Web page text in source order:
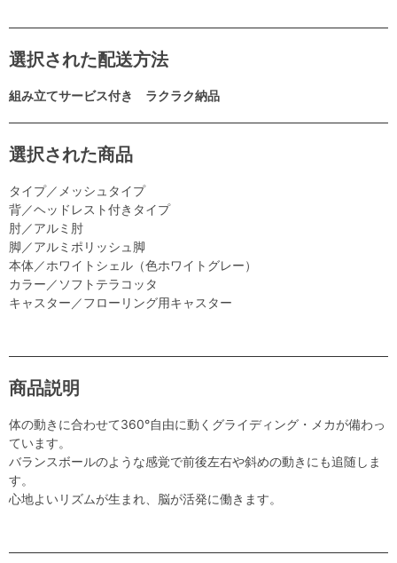
選択された配送方法
組み立てサービス付き ラクラク納品
選択された商品
タイプ／メッシュタイプ
背／ヘッドレスト付きタイプ
肘／アルミ肘
脚／アルミポリッシュ脚
本体／ホワイトシェル（色ホワイトグレー）
カラー／ソフトテラコッタ
キャスター／フローリング用キャスター
商品説明
体の動きに合わせて360°自由に動くグライディング・メカが備わっ
ています。
バランスボールのような感覚で前後左右や斜めの動きにも追随しま
す。
心地よいリズムが生まれ、脳が活発に働きます。